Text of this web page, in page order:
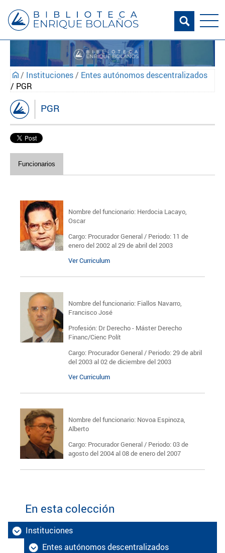
/ Instituciones/ Entes autónomos descentralizados
/ PGR
PGR
Funcionarios
Nombre del funcionario: Herdocia Lacayo,
Oscar
Cargo: Procurador General / Periodo: 11 de
enero del 2002 al 29 de abril del 2003
Ver Curriculum
Nombre del funcionario: Fiallos Navarro,
Francisco José
Profesión: Dr Derecho - Máster Derecho
Financ/Cienc Polít
Cargo: Procurador General / Periodo: 29 de abril
del 2003 al 02 de diciembre del 2003
Ver Curriculum
Nombre del funcionario: Novoa Espinoza,
Alberto
Cargo: Procurador General / Periodo: 03 de
agosto del 2004 al 08 de enero del 2007
En esta colección
Instituciones
Entes autónomos descentralizados